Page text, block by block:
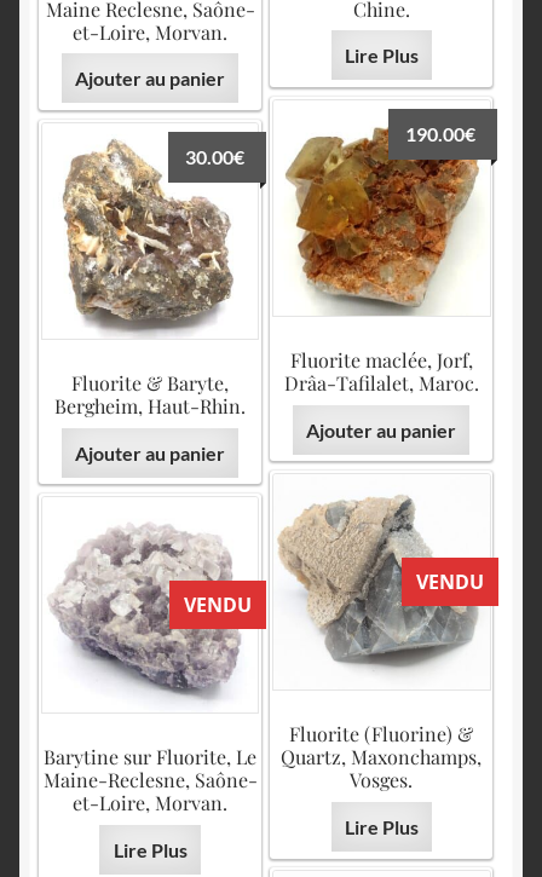
Maine Reclesne, Saône-
et-Loire, Morvan.
Ajouter au panier
Chine.
Lire Plus
Fluorite maclée, Jorf,
Drâa-Tafilalet, Maroc.
190.00€
Ajouter au panier
Fluorite & Baryte,
Bergheim, Haut-Rhin.
30.00€
Ajouter au panier
VENDU
Fluorite (Fluorine) &
Quartz, Maxonchamps,
Vosges.
Lire Plus
VENDU
Barytine sur Fluorite, Le
Maine-Reclesne, Saône-
et-Loire, Morvan.
Lire Plus